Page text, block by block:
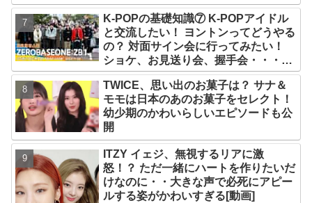
K-POPの基礎知識⑦ K-POPアイドル
と交流したい！ ヨントンってどうやる
の？ 対面サイン会に行ってみたい！
ショケ、お見送り会、握手会・・・リ
リースイベントあれこれを紹介
TWICE、思い出のお菓子は？ サナ＆
モモは日本のあのお菓子をセレクト！
幼少期のかわいらしいエピソードも公
開
ITZY イェジ、無視するリアに激
怒！？ ただ一緒にハートを作りたいだ
けなのに・・大きな声で必死にアピー
ルする姿がかわいすぎる[動画]